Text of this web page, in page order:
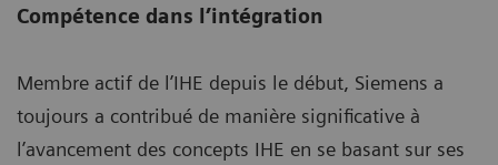
Compétence dans l’intégration
Membre actif de l’IHE depuis le début, Siemens a
toujours a contribué de manière significative à
l’avancement des concepts IHE en se basant sur ses